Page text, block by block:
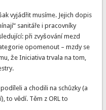
vyjádřit musíme. Jejich dopis
sanitáře i pracovníky
při zvyšování mezd
opomenout – mzdy se
že Iniciativa trvala na tom,
a chodili na schůzky (a
to vědí. Těm z ORL to